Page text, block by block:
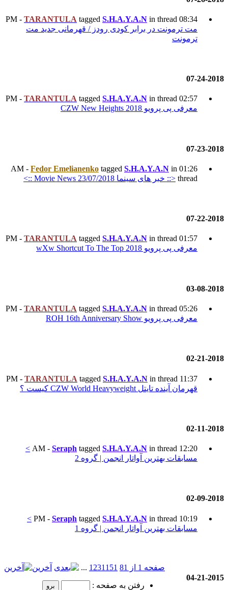
TARANTULA tagged
رودز / قهرمانی جدید مت
TARANTULA tagged
Fedor Emelianenko tagged
TARANTULA tagged
TARANTULA tagged
TARANTULA tagged
Seraph tagged
>
انجمن | گروه 2
Seraph tagged
>
انجمن | گروه 1
آخرین